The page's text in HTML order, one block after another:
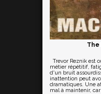
The
Trevor Reznik est
métier répétitif,
d'un bruit
inattention peut
dramatiques. Une
mal à maintenir,